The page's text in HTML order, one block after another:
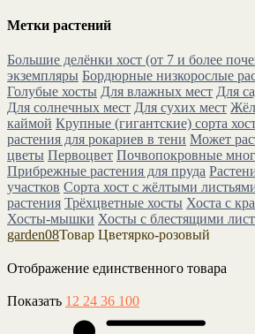
Метки растений
Большие делёнки хост (от 7 и более
экземпляры Бордюрные низкорослые
Голубые хосты Для влажных мест Для
Для солнечных мест Для сухих мест
каймой Крупные (гигантские) сорта
растения для рокариев в тени Может
цветы Первоцвет Почвопокровные
Прибрежные растения для пруда
участков Сорта хост с жёлтыми
растения Трёхцветные хосты Хоста с
Хосты-мышки Хосты с блестящими
garden08Товар Цветярко-розовый
Отображение единственного товара
Показать 12 24 36 100